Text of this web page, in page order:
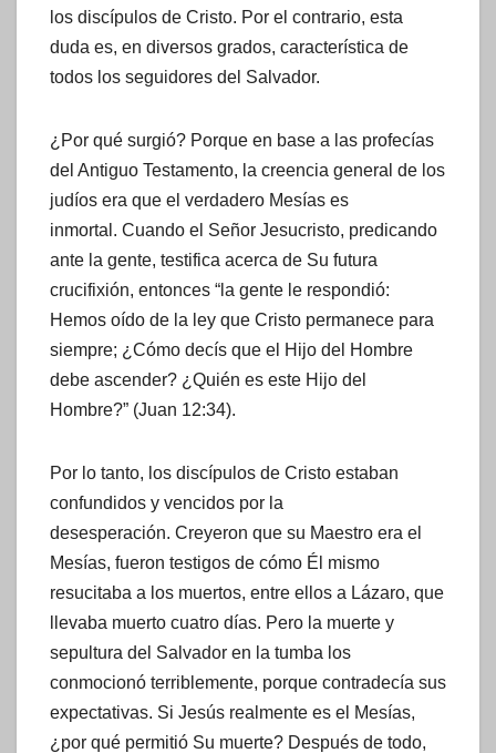
los discípulos de Cristo. Por el contrario, esta
duda es, en diversos grados, característica de
todos los seguidores del Salvador.
¿Por qué surgió? Porque en base a las profecías
del Antiguo Testamento, la creencia general de los
judíos era que el verdadero Mesías es
inmortal. Cuando el Señor Jesucristo, predicando
ante la gente, testifica acerca de Su futura
crucifixión, entonces “la gente le respondió:
Hemos oído de la ley que Cristo permanece para
siempre; ¿Cómo decís que el Hijo del Hombre
debe ascender? ¿Quién es este Hijo del
Hombre?” (Juan 12:34).
Por lo tanto, los discípulos de Cristo estaban
confundidos y vencidos por la
desesperación. Creyeron que su Maestro era el
Mesías, fueron testigos de cómo Él mismo
resucitaba a los muertos, entre ellos a Lázaro, que
llevaba muerto cuatro días. Pero la muerte y
sepultura del Salvador en la tumba los
conmocionó terriblemente, porque contradecía sus
expectativas. Si Jesús realmente es el Mesías,
¿por qué permitió Su muerte? Después de todo,